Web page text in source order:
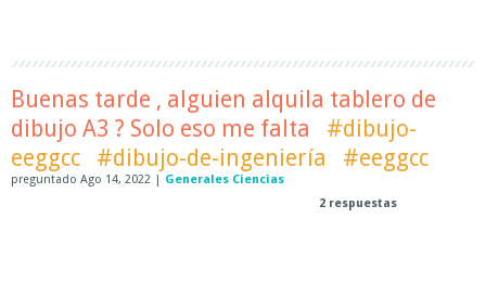
Buenas tarde , alguien alquila tablero de
dibujo A3 ? Solo eso me falta
#dibujo-
eeggcc
#dibujo-de-ingeniería #eeggcc
preguntado Ago 14, 2022 | Generales Ciencias
2 respuestas